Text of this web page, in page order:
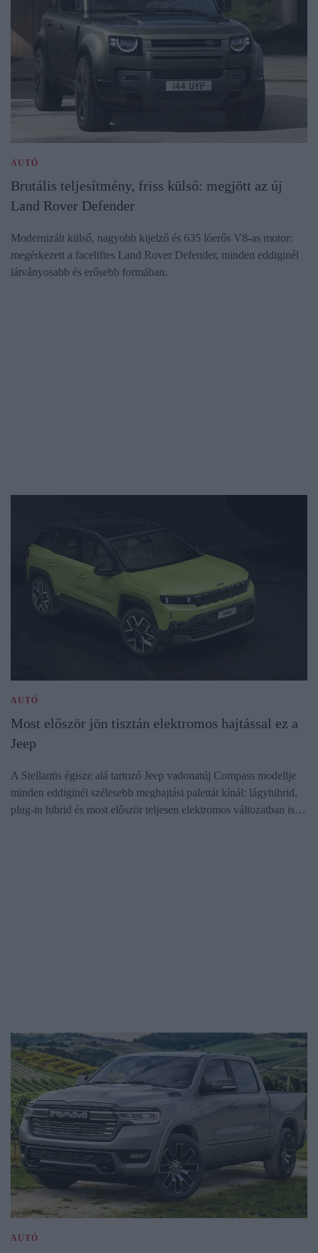
AUTÓ
Brutális teljesítmény, friss külső: megjött az új
Land Rover Defender
Modernizált külső, nagyobb kijelző és 635 lóerős V8-as motor:
megérkezett a faceliftes Land Rover Defender, minden eddiginél
látványosabb és erősebb formában.
AUTÓ
Most először jön tisztán elektromos hajtással ez a
Jeep
A Stellantis égisze alá tartozó Jeep vadonatúj Compass modellje
minden eddiginél szélesebb meghajtási palettát kínál: lágyhibrid,
plug-in hibrid és most először teljesen elektromos változatban is…
AUTÓ